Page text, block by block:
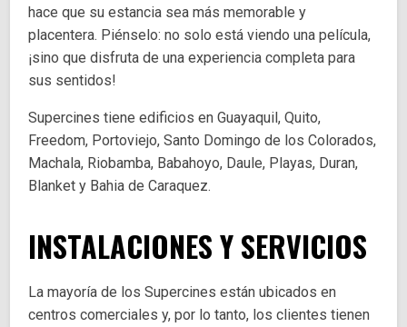
hace que su estancia sea más memorable y
placentera. Piénselo: no solo está viendo una película,
¡sino que disfruta de una experiencia completa para
sus sentidos!
Supercines tiene edificios en Guayaquil, Quito,
Freedom, Portoviejo, Santo Domingo de los Colorados,
Machala, Riobamba, Babahoyo, Daule, Playas, Duran,
Blanket y Bahia de Caraquez.
INSTALACIONES Y SERVICIOS
La mayoría de los Supercines están ubicados en
centros comerciales y, por lo tanto, los clientes tienen